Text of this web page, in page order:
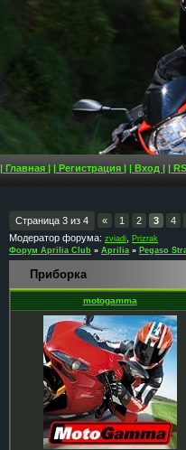
| Главная | | Регистрация | | Вход | |
Страница 3 из 4 « 1 2 3 4
Модератор форума: zviadi
Prizrak
Форум Aprilia Club » Aprilia » Pegaso
Приборка
motogamma